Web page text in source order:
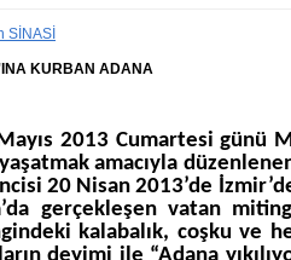
SİNASİ
KURBAN ADANA
2013 Cumartesi günü
amacıyla
20 Nisan 2013’de
gerçekleşen vatan
kalabalık, coşku ve